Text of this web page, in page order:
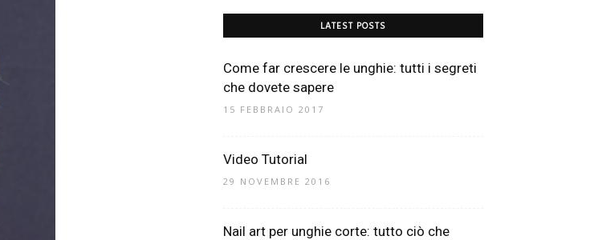
LATEST POSTS
Come far crescere le unghie: tutti i segreti
che dovete sapere
15 FEBBRAIO 2017
Video Tutorial
29 NOVEMBRE 2016
Nail art per unghie corte: tutto ciò che